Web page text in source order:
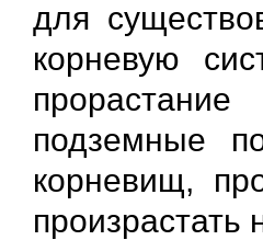
для
корневую
подземные
корневищ,
произрастать